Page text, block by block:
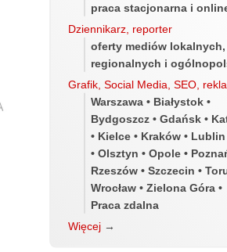
praca stacjonarna i
Dziennikarz, reporter
oferty mediów lokalnych,
regionalnych i
Grafik, Social Media, SEO,
Warszawa • Białystok •
Bydgoszcz • Gdańsk •
• Kielce • Kraków •
• Olsztyn • Opole •
Rzeszów • Szczecin •
Wrocław • Zielona Góra •
Praca zdalna
Więcej →